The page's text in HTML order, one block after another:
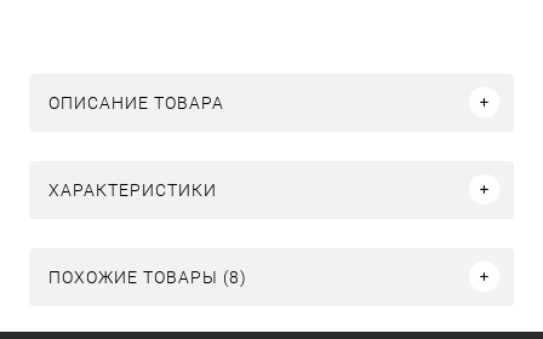
ОПИСАНИЕ ТОВАРА
ХАРАКТЕРИСТИКИ
ПОХОЖИЕ ТОВАРЫ (8)